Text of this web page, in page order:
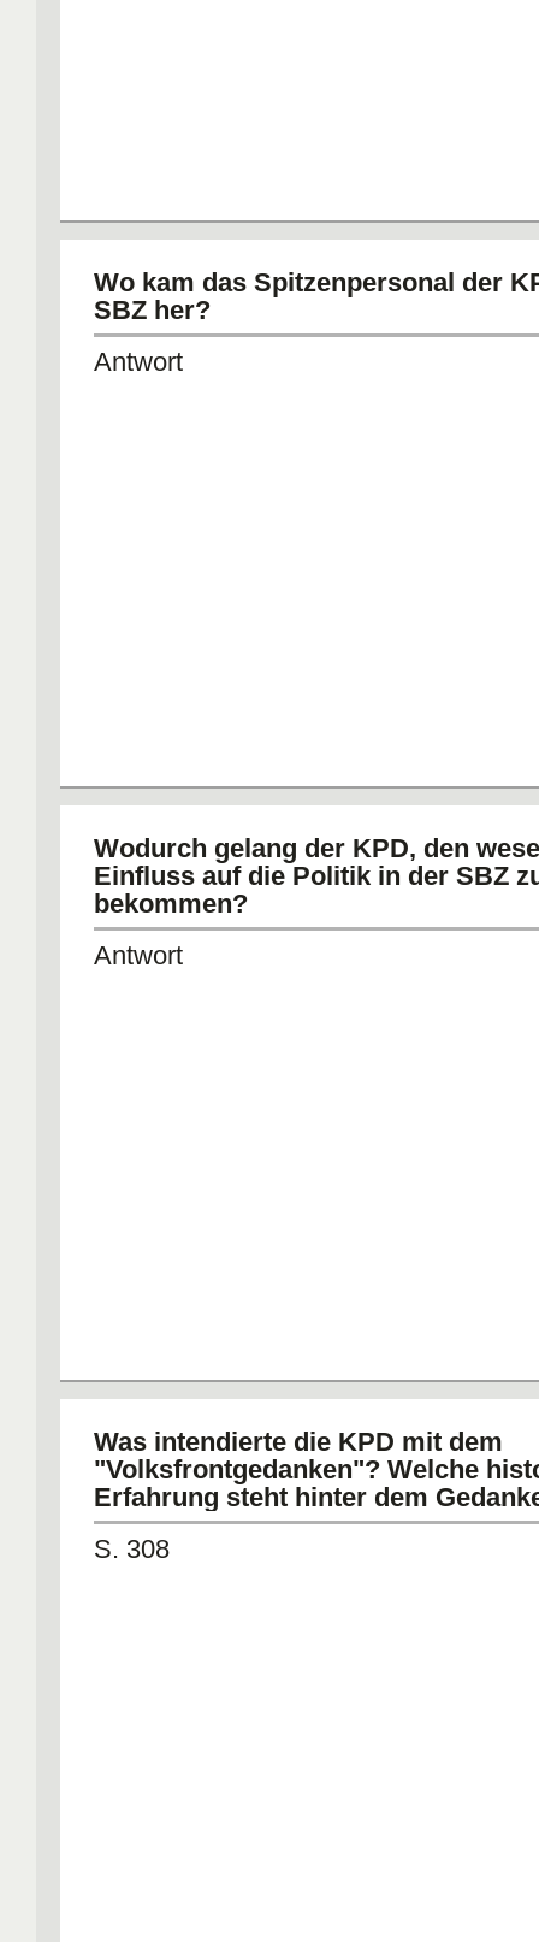
Wo kam das Spitzenpersonal der
SBZ her?
Antwort
Wodurch gelang der KPD, den
Einfluss auf die Politik in der SBZ
bekommen?
Antwort
Was intendierte die KPD mit dem
"Volksfrontgedanken"? Welche
Erfahrung steht hinter dem
S. 308